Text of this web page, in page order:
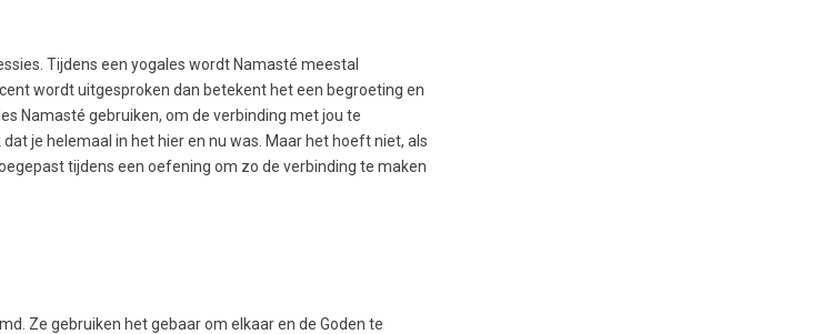
Tijdens een yogales wordt Namasté meestal
wordt uitgesproken dan betekent het een begroeting en
Namasté gebruiken, om de verbinding met jou te
je helemaal in het hier en nu was. Maar het hoeft niet, als
tijdens een oefening om zo de verbinding te maken
Ze gebruiken het gebaar om elkaar en de Goden te